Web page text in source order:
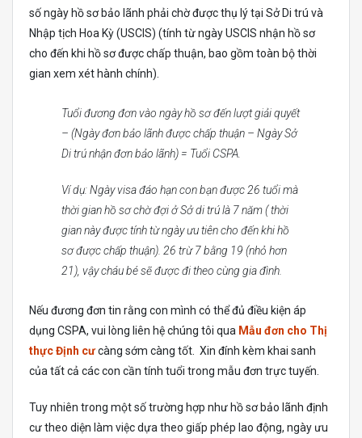
số ngày hồ sơ bảo lãnh phải chờ được thụ lý tại Sở Di trú và
Nhập tịch Hoa Kỳ (USCIS) (tính từ ngày USCIS nhận hồ sơ
cho đến khi hồ sơ được chấp thuận, bao gồm toàn bộ thời
gian xem xét hành chính).
Tuổi đương đơn vào ngày hồ sơ đến lượt giải quyết
– (Ngày đơn bảo lãnh được chấp thuận – Ngày Sở
Di trú nhận đơn bảo lãnh) = Tuổi CSPA.
Ví dụ: Ngày visa đáo hạn con bạn được 26 tuổi mà
thời gian hồ sơ chờ đợi ở Sở di trú là 7 năm ( thời
gian này được tính từ ngày ưu tiên cho đến khi hồ
sơ được chấp thuận). 26 trừ 7 bằng 19 (nhỏ hơn
21), vậy cháu bé sẽ được đi theo cùng gia đình.
Nếu đương đơn tin rằng con mình có thể đủ điều kiện áp
dụng CSPA, vui lòng liên hệ chúng tôi qua Mẫu đơn cho Thị
thực Định cưcàng sớm càng tốt. Xin đính kèm khai sanh
của tất cả các con cần tính tuổi trong mẫu đơn trực tuyến.
Tuy nhiên trong một số trường hợp như hồ sơ bảo lãnh định
cư theo diện làm việc dựa theo giấp phép lao động, ngày ưu